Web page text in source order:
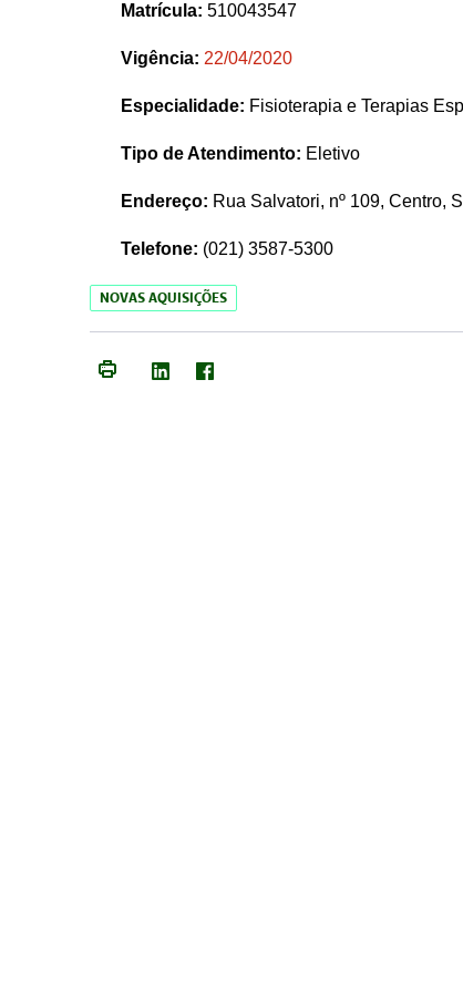
Matrícula: 510043547
Vigência: 22/04/2020
Especialidade: Fisioterapia e Terapias
Tipo de Atendimento: Eletivo
Endereço: Rua Salvatori, nº 109, Centro,
Telefone: (021) 3587-5300
NOVAS AQUISIÇÕES